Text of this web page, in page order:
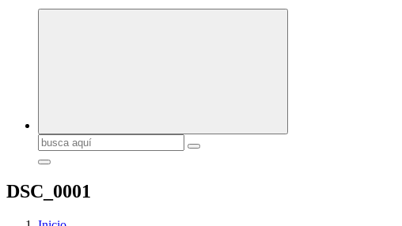
Buscar:
DSC_0001